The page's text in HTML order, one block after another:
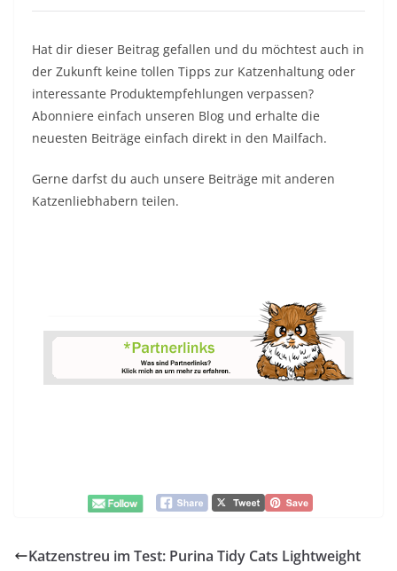
Hat dir dieser Beitrag gefallen und du möchtest auch in
der Zukunft keine tollen Tipps zur Katzenhaltung oder
interessante Produktempfehlungen verpassen?
Abonniere einfach unseren Blog und erhalte die
neuesten Beiträge einfach direkt in den Mailfach.
Gerne darfst du auch unsere Beiträge mit anderen
Katzenliebhabern teilen.
Katzenstreu im Test: Purina Tidy Cats Lightweight